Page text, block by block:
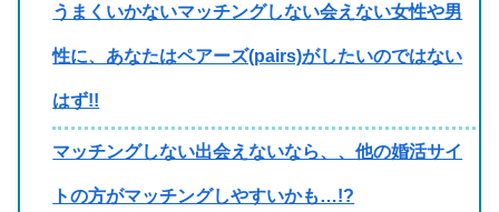
うまくいかないマッチングしない会えない女性や男
性に、あなたはペアーズ(pairs)がしたいのではない
はず!!
マッチングしない出会えないなら、、他の婚活サイ
トの方がマッチングしやすいかも…!?